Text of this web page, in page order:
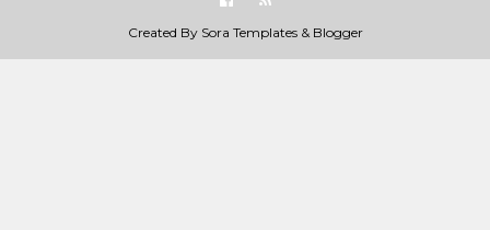
Created By Sora Templates& Blogger